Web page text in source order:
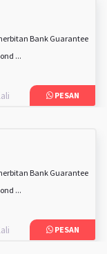
Bank Guarantee
...
PESAN
Bank Guarantee
...
PESAN